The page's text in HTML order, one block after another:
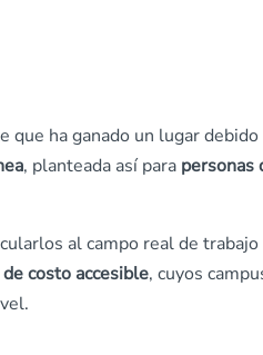
que ha ganado un lugar debido
, planteada así para personas
al campo real de trabajo
costo accesible, cuyos